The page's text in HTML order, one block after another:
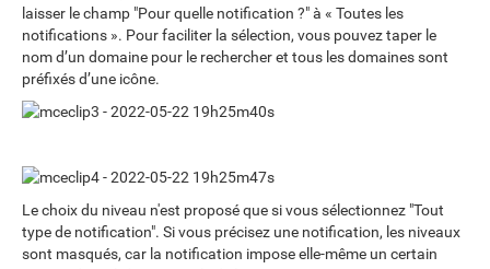
laisser le champ "Pour quelle notification ?" à « Toutes les
notifications ». Pour faciliter la sélection, vous pouvez taper le
nom d’un domaine pour le rechercher et tous les domaines sont
préfixés d’une icône.
Le choix du niveau n'est proposé que si vous sélectionnez "Tout
type de notification". Si vous précisez une notification, les niveaux
sont masqués, car la notification impose elle-même un certain